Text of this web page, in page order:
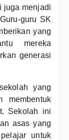
juga menjadi
guru SK
yang
mereka
generasi
yang
membentuk
Sekolah ini
asas yang
untuk